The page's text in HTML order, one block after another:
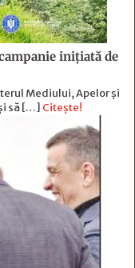
inițiată de
Mediului, Apelor și
să […] Citește!